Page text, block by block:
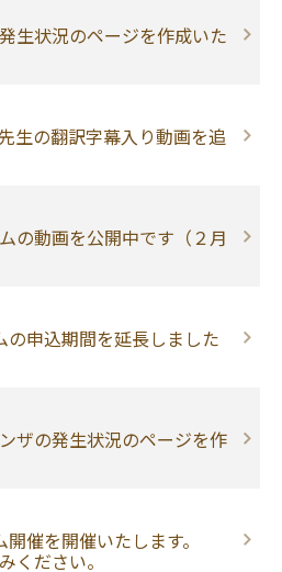
生状況のページを作成いた
の翻訳字幕入り動画を追
の動画を公開中です（２月
申込期間を延長しました
ザの発生状況のページを作
催を開催いたします。
ください。